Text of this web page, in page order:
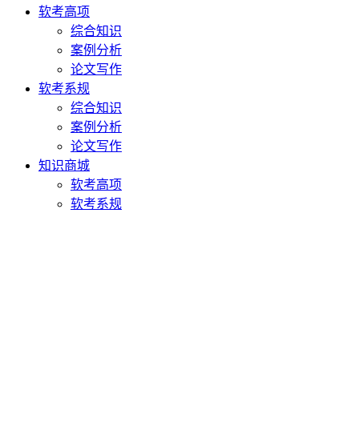
软考高项
综合知识
案例分析
论文写作
软考系规
综合知识
案例分析
论文写作
知识商城
软考高项
软考系规